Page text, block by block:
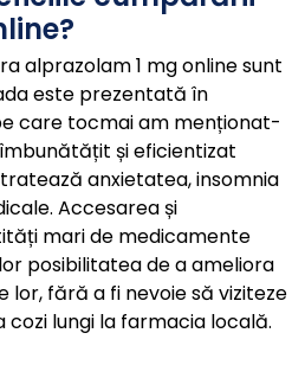
alprazolam 1 mg online sunt
este prezentată în
care tocmai am menționat-
și eficientizat
anxietatea, insomnia
Accesarea și
mari de medicamente
posibilitatea de a ameliora
lor, fără a fi nevoie să viziteze
cozi lungi la farmacia locală.